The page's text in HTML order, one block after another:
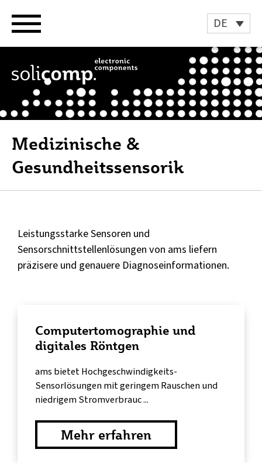
DE
Inhalt
Medizinische &
Gesundheitssensorik
Leistungsstarke Sensoren und
Sensorschnittstellenlösungen von ams liefern
präzisere und genauere Diagnoseinformationen.
Computertomographie und
digitales Röntgen
ams bietet Hochgeschwindigkeits-
Sensorlösungen mit geringem Rauschen und
niedrigem Stromverbrauc ...
Mehr erfahren